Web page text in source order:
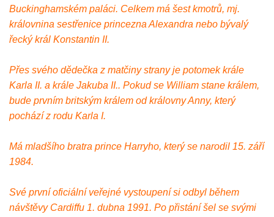
Buckinghamském paláci. Celkem má šest kmotrů, mj.
královnina sestřenice princezna Alexandra nebo bývalý
řecký král Konstantin II.
Přes svého dědečka z matčiny strany je potomek krále
Karla II. a krále Jakuba II.. Pokud se William stane králem,
bude prvním britským králem od královny Anny, který
pochází z rodu Karla I.
Má mladšího bratra prince Harryho, který se narodil 15. září
1984.
Své první oficiální veřejné vystoupení si odbyl během
návštěvy Cardiffu 1. dubna 1991. Po přistání šel se svými